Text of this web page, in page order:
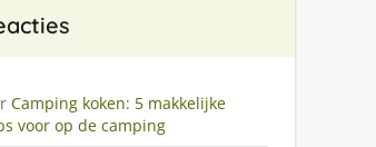
Camping koken: 5 makkelijke
voor op de camping